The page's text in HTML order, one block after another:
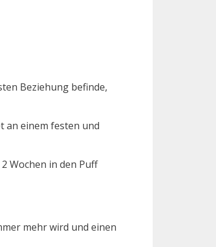
Beziehung befinde,
an einem festen und
Wochen in den Puff
mehr wird und einen